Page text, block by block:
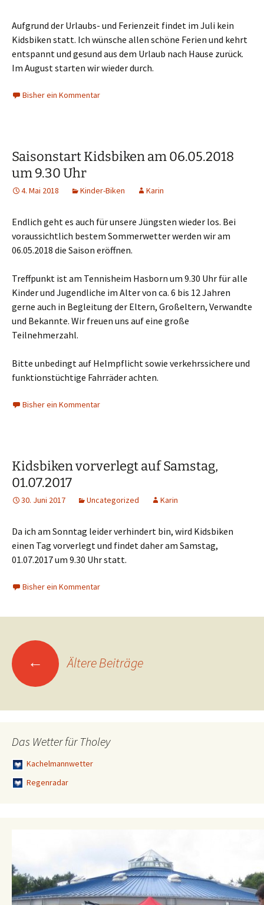
Aufgrund der Urlaubs- und Ferienzeit findet im Juli kein
Kidsbiken statt. Ich wünsche allen schöne Ferien und kehrt
entspannt und gesund aus dem Urlaub nach Hause zurück.
Im August starten wir wieder durch.
Bisher ein Kommentar
Saisonstart Kidsbiken am 06.05.2018
um 9.30 Uhr
4. Mai 2018 Kinder-Biken Karin
Endlich geht es auch für unsere Jüngsten wieder los. Bei
voraussichtlich bestem Sommerwetter werden wir am
06.05.2018 die Saison eröffnen.
Treffpunkt ist am Tennisheim Hasborn um 9.30 Uhr für alle
Kinder und Jugendliche im Alter von ca. 6 bis 12 Jahren
gerne auch in Begleitung der Eltern, Großeltern, Verwandte
und Bekannte. Wir freuen uns auf eine große
Teilnehmerzahl.
Bitte unbedingt auf Helmpflicht sowie verkehrssichere und
funktionstüchtige Fahrräder achten.
Bisher ein Kommentar
Kidsbiken vorverlegt auf Samstag,
01.07.2017
30. Juni 2017 Uncategorized Karin
Da ich am Sonntag leider verhindert bin, wird Kidsbiken
einen Tag vorverlegt und findet daher am Samstag,
01.07.2017 um 9.30 Uhr statt.
Bisher ein Kommentar
Beitragsnavigation
← Ältere Beiträge
Das Wetter für Tholey
Kachelmannwetter
Regenradar